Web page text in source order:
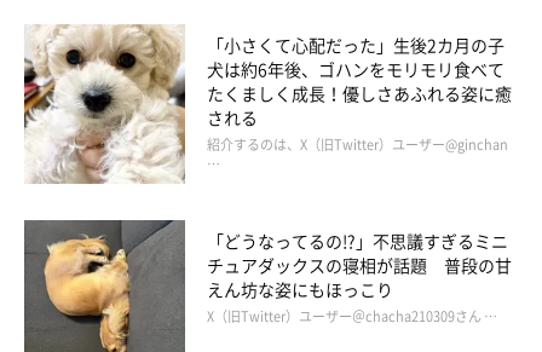
外に出すのだんだん上手になってますね？
— おこめ【ポメラニアン】 (@okome_1224)
「小さくて心配だった」生後2カ月の子
犬は約6年後、ゴハンをモリモリ食べて
たくましく成長！優しさあふれる姿に癒
される
紹介するのは、X（旧Twitter）ユーザー@ginchan
…
「どうなってるの!?」不思議すぎるミニ
チュアダックスの寝相が話題 普段の甘
えん坊な姿にもほっこり
X（旧Twitter）ユーザー＠chacha210309さん …